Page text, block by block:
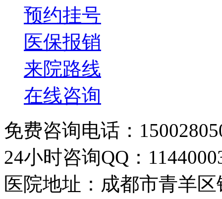
预约挂号
医保报销
来院路线
在线咨询
免费咨询电话：
24小时咨询QQ：
医院地址：成都市青羊